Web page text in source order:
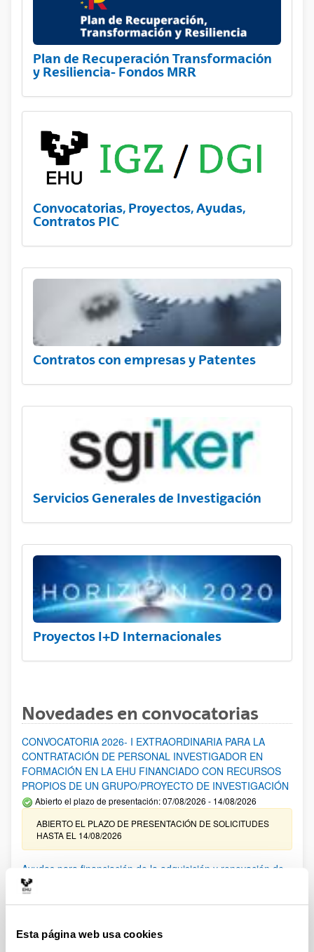
Esta página web usa cookies
Plan de Recuperación Transformación
y Resiliencia- Fondos MRR
Convocatorias, Proyectos, Ayudas,
Contratos PIC
Contratos con empresas y Patentes
Servicios Generales de Investigación
Proyectos I+D Internacionales
Novedades en convocatorias
CONVOCATORIA 2026- I EXTRAORDINARIA PARA LA
CONTRATACIÓN DE PERSONAL INVESTIGADOR EN
FORMACIÓN EN LA EHU FINANCIADO CON RECURSOS
PROPIOS DE UN GRUPO/PROYECTO DE INVESTIGACIÓN
Abierto el plazo de presentación: 07/08/2026 - 14/08/2026
ABIERTO EL PLAZO DE PRESENTACIÓN DE SOLICITUDES
HASTA EL 14/08/2026
Ayudas para financiación de la adquisición y renovación de
infraestructura científica y fondos bibliográficos en la
UPV/EHU 2026
25/03/2026: Corrección de errores del listado provisional de